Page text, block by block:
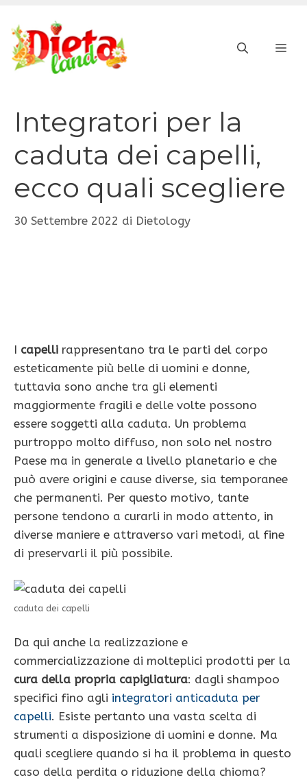
contenuto
Integratori per la
caduta dei capelli,
ecco quali scegliere
30 Settembre 2022 di Dietology
I capelli rappresentano tra le parti del corpo
esteticamente più belle di uomini e donne,
tuttavia sono anche tra gli elementi
maggiormente fragili e delle volte possono
essere soggetti alla caduta. Un problema
purtroppo molto diffuso, non solo nel nostro
Paese ma in generale a livello planetario e che
può avere origini e cause diverse, sia temporanee
che permanenti. Per questo motivo, tante
persone tendono a curarli in modo attento, in
diverse maniere e attraverso vari metodi, al fine
di preservarli il più possibile.
caduta dei capelli
Da qui anche la realizzazione e
commercializzazione di molteplici prodotti per la
cura della propria capigliatura: dagli shampoo
specifici fino agli integratori anticaduta per
capelli. Esiste pertanto una vasta scelta di
strumenti a disposizione di uomini e donne. Ma
quali scegliere quando si ha il problema in questo
caso della perdita o riduzione della chioma?